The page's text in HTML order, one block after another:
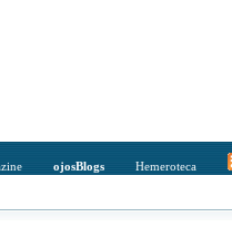
ojosBlogs Hemeroteca